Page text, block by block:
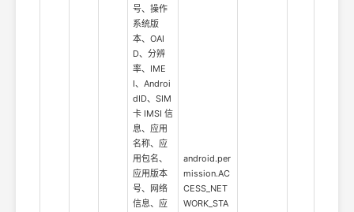
号、操作
系统版
本、OAI
D、分辨
率、IME
I、Androi
dID、SIM
卡 IMSI 信
息、应用
名称、应
用包名、
应用版本
号、网络
信息、应
android.per
mission.AC
CESS_NET
WORK_STA